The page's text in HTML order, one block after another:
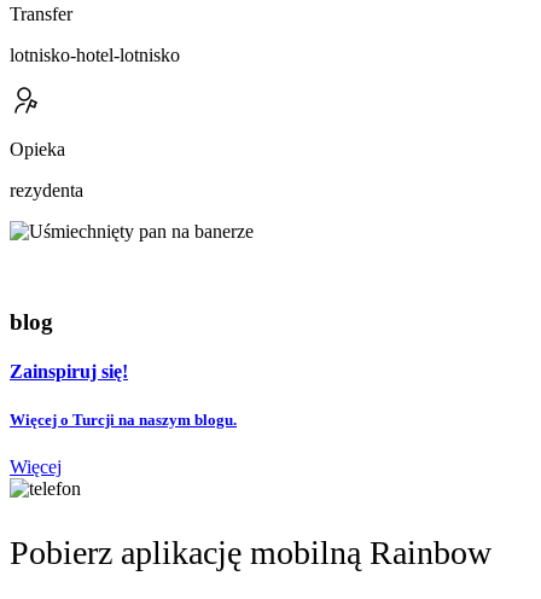
Transfer
lotnisko-hotel-lotnisko
Opieka
rezydenta
blog
Zainspiruj się!
Więcej o Turcji na naszym blogu.
Więcej
Pobierz aplikację mobilną Rainbow